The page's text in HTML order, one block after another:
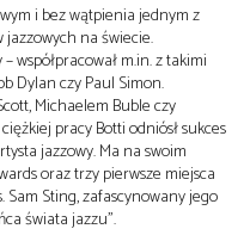
i bez wątpienia jednym z
na świecie.
współpracował m.in. z takimi
Dylan czy Paul Simon.
Michaelem Buble czy
pracy Botti odniósł sukces
jazzowy. Ma na swoim
oraz trzy pierwsze miejsca
Sam Sting, zafascynowany jego
świata jazzu”.